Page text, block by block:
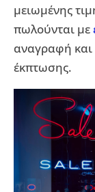
μειωμένης
πωλούνται με
αναγραφή και
έκπτωσης.